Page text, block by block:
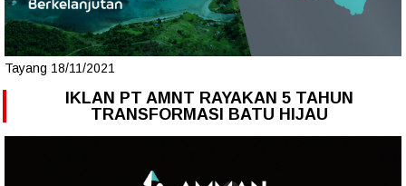
Tayang 18/11/2021
IKLAN PT AMNT RAYAKAN 5 TAHUN
TRANSFORMASI BATU HIJAU